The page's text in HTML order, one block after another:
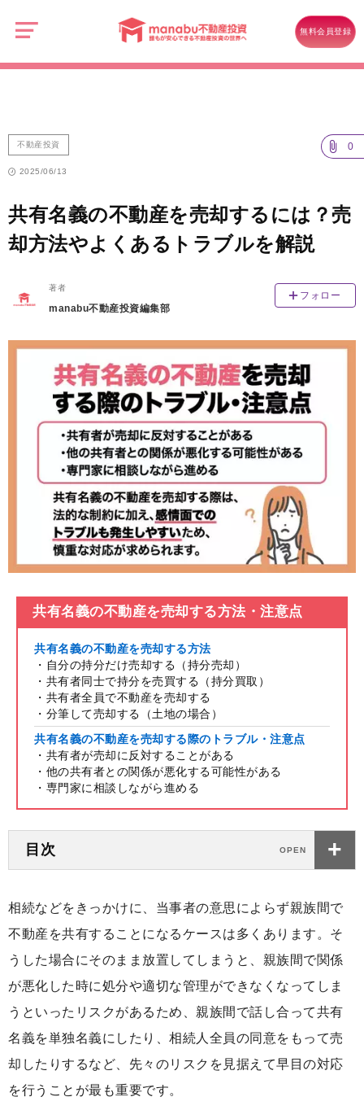
無料会員登録
共有名義の不動産を売却するには？売却方法やよくあるトラブルを解説
不動産投資 0
2025/06/13
共有名義の不動産を売却するには？売
却方法やよくあるトラブルを解説
著者
manabu不動産投資編集部
フォロー
共有名義の不動産を売却する方法・注意点
共有名義の不動産を売却する方法
・自分の持分だけ売却する（持分売却）
・共有者同士で持分を売買する（持分買取）
・共有者全員で不動産を売却する
・分筆して売却する（土地の場合）
共有名義の不動産を売却する際のトラブル・注意点
・共有者が売却に反対することがある
・他の共有者との関係が悪化する可能性がある
・専門家に相談しながら進める
目次
相続などをきっかけに、当事者の意思によらず親族間で
不動産を共有することになるケースは多くあります。そ
うした場合にそのまま放置してしまうと、親族間で関係
が悪化した時に処分や適切な管理ができなくなってしま
うといったリスクがあるため、親族間で話し合って共有
名義を単独名義にしたり、相続人全員の同意をもって売
却したりするなど、先々のリスクを見据えて早目の対応
を行うことが最も重要です。